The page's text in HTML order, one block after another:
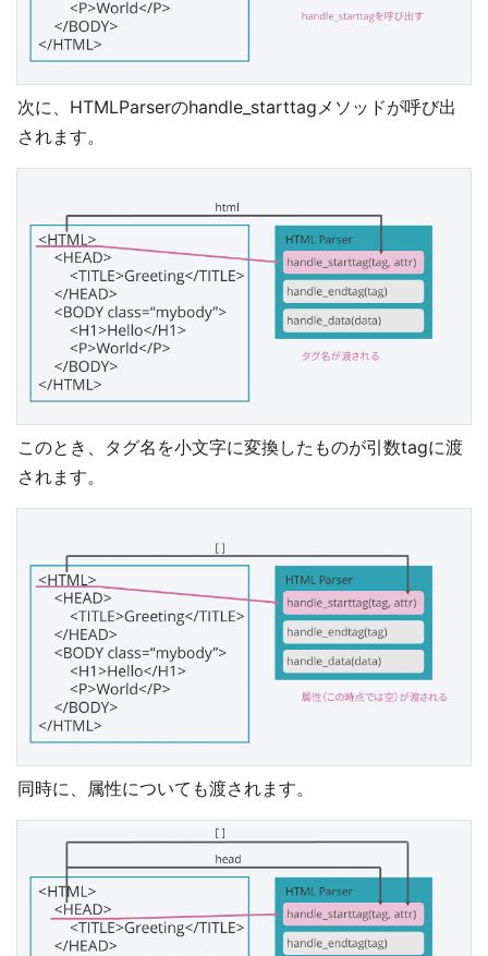
次に、HTMLParserのhandle_starttagメソッドが呼び出
されます。
このとき、タグ名を小文字に変換したものが引数tagに渡
されます。
同時に、属性についても渡されます。